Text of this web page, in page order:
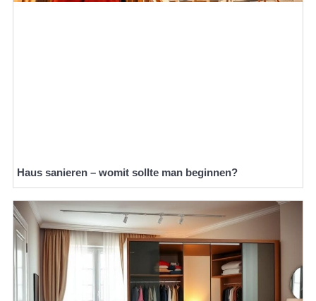
Haus sanieren – womit sollte man beginnen?